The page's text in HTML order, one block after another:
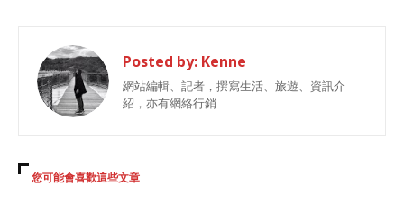
Posted by: Kenne
網站編輯、記者，撰寫生活、旅遊、資訊介
紹，亦有網絡行銷
您可能會喜歡這些文章